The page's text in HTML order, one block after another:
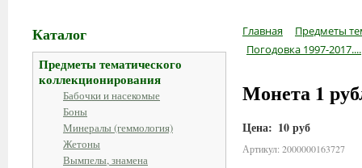
Каталог
Предметы тематического
коллекционирования
Бабочки и насекомые
Боны
Минералы (геммология)
Жетоны
Вымпелы, знамена
Главная
Предметы
Погодовка 1997-2017....
Монета 1
Цена: 10 руб
Артикул: 2000000163727